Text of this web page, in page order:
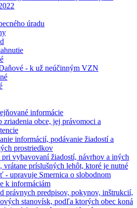
úradu
- k už neúčinným VZN
informácie
zriadenia obce, jej právomoci a
informácií, podávanie žiadostí a
prostriedkov
pri vybavovaní žiadostí, návrhov a iných
vrátane príslušných lehôt, ktoré je nutné
- upravuje Smernica o slobodnom
k informáciám
právnych predpisov, pokynov, inštrukcií,
stanovísk, podľa ktorých obec koná